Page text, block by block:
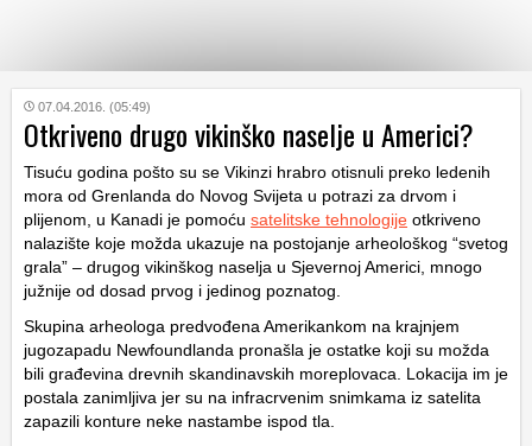
KATEGORIJE
HRVATSKI
WEB
07.04.2016. (05:49)
Otkriveno drugo vikinško naselje u Americi?
Tisuću godina pošto su se Vikinzi hrabro otisnuli preko ledenih
mora od Grenlanda do Novog Svijeta u potrazi za drvom i
plijenom, u Kanadi je pomoću satelitske tehnologije otkriveno
nalazište koje možda ukazuje na postojanje arheološkog “svetog
grala” – drugog vikinškog naselja u Sjevernoj Americi, mnogo
južnije od dosad prvog i jedinog poznatog.
Skupina arheologa predvođena Amerikankom na krajnjem
jugozapadu Newfoundlanda pronašla je ostatke koji su možda
bili građevina drevnih skandinavskih moreplovaca. Lokacija im je
postala zanimljiva jer su na infracrvenim snimkama iz satelita
zapazili konture neke nastambe ispod tla.